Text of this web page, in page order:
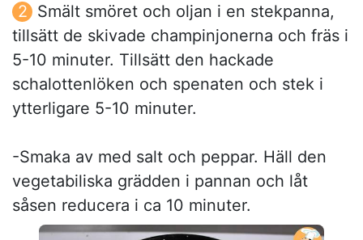
Smält smöret och oljan i en stekpanna,
tillsätt de skivade champinjonerna och fräs i
5-10 minuter. Tillsätt den hackade
schalottenlöken och spenaten och stek i
ytterligare 5-10 minuter.
-Smaka av med salt och peppar. Häll den
vegetabiliska grädden i pannan och låt
såsen reducera i ca 10 minuter.